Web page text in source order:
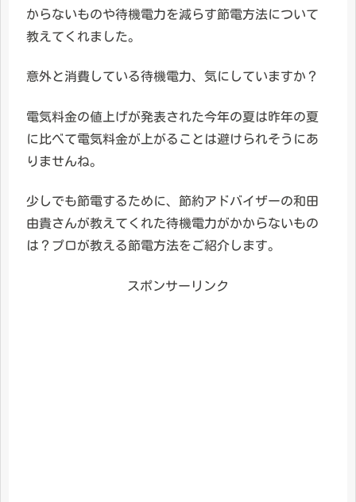
からないものや待機電力を減らす節電方法について
教えてくれました。
意外と消費している待機電力、気にしていますか？
電気料金の値上げが発表された今年の夏は昨年の夏
に比べて電気料金が上がることは避けられそうにあ
りませんね。
少しでも節電するために、節約アドバイザーの和田
由貴さんが教えてくれた待機電力がかからないもの
は？プロが教える節電方法をご紹介します。
スポンサーリンク